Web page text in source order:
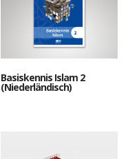
Basiskennis Islam 2
(Niederländisch)